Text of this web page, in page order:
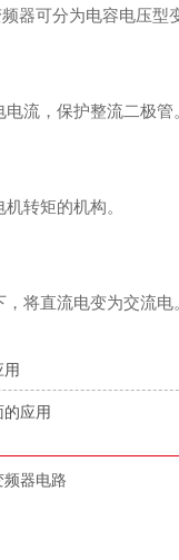
器可分为电容电压型
流，保护整流二极管。
转矩的机构。
将直流电变为交流电。
应用
频器电路